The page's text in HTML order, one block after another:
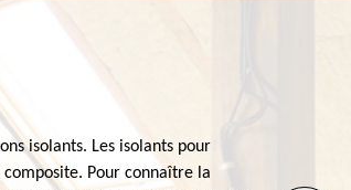
isolants. Les isolants pour
Pour connaître la